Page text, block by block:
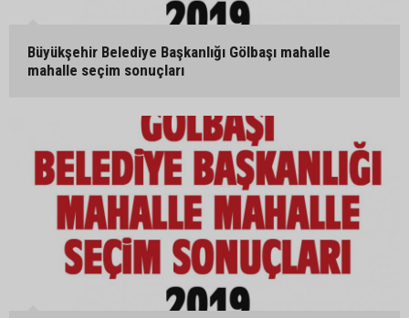
Büyükşehir Belediye Başkanlığı Gölbaşı mahalle
mahalle seçim sonuçları